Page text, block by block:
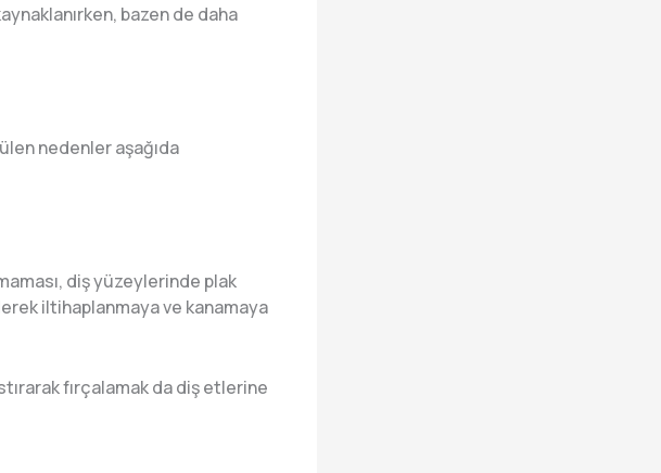
bazen de daha
nedenler aşağıda
diş yüzeylerinde plak
iltihaplanmaya ve kanamaya
fırçalamak da diş etlerine